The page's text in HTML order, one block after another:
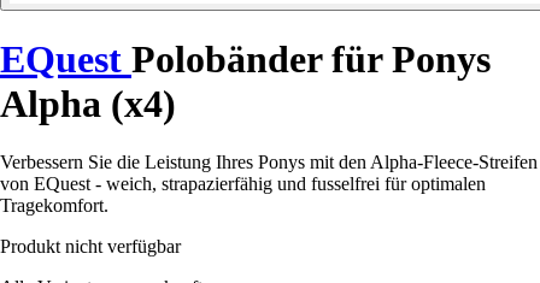
EQuest Polobänder für Ponys
Alpha (x4)
Verbessern Sie die Leistung Ihres Ponys mit den Alpha-Fleece-Streifen
von EQuest - weich, strapazierfähig und fusselfrei für optimalen
Tragekomfort.
Produkt nicht verfügbar